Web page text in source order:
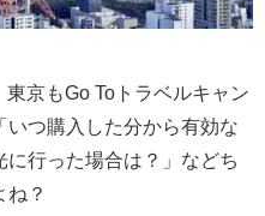
京もGo Toトラベルキャン
つ購入した分から有効な
行った場合は？」などち
ね？